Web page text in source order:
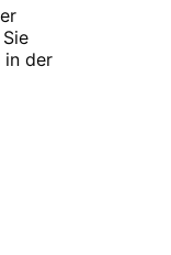
in der